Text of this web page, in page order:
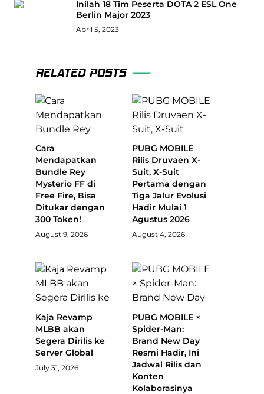
Inilah 18 Tim Peserta DOTA 2 ESL One
Berlin Major 2023
April 5, 2023
RELATED POSTS
Cara
Mendapatkan
Bundle Rey
Mysterio FF di
Free Fire, Bisa
Ditukar dengan
300 Token!
August 9, 2026
PUBG MOBILE
Rilis Druvaen X-
Suit, X-Suit
Pertama dengan
Tiga Jalur Evolusi
Hadir Mulai 1
Agustus 2026
August 4, 2026
Kaja Revamp
MLBB akan
Segera Dirilis ke
Server Global
July 31, 2026
PUBG MOBILE ×
Spider-Man:
Brand New Day
Resmi Hadir, Ini
Jadwal Rilis dan
Konten
Kolaborasinya